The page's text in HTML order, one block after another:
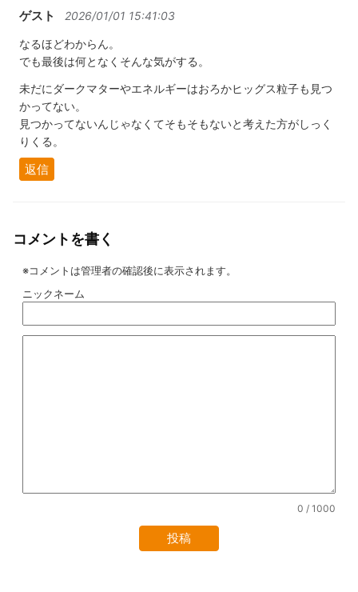
ゲスト 2026/01/01 15:41:03
なるほどわからん。
でも最後は何となくそんな気がする。
未だにダークマターやエネルギーはおろかヒッグス粒子も見つ
かってない。
見つかってないんじゃなくてそもそもないと考えた方がしっく
りくる。
返信
コメントを書く
※コメントは管理者の確認後に表示されます。
ニックネーム
0 / 1000